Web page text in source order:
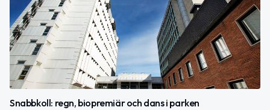
Snabbkoll: regn, biopremiär och dans i parken